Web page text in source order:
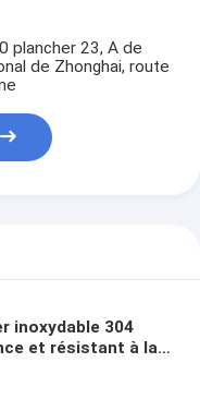
plancher 23, A de
de Zhonghai, route
inoxydable 304
et résistant à la